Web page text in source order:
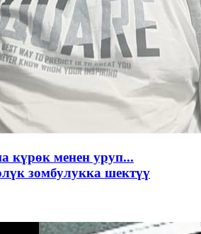
күрөк менен уруп...
зомбулукка шектүү